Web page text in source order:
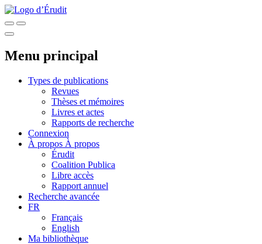
Menu principal
Types de publications
Revues
Thèses et mémoires
Livres et actes
Rapports de recherche
Connexion
À propos À propos
Érudit
Coalition Publica
Libre accès
Rapport annuel
Recherche avancée
FR
Français
English
Ma bibliothèque